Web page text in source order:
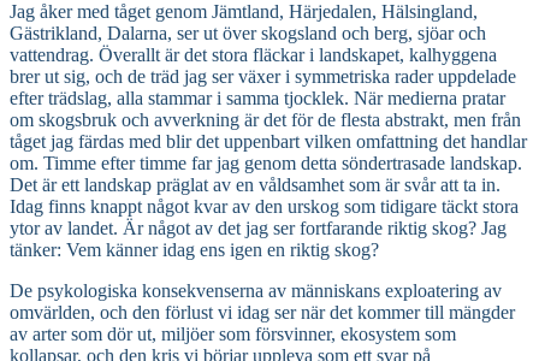
Jag åker med tåget genom Jämtland, Härjedalen, Hälsingland,
Gästrikland, Dalarna, ser ut över skogsland och berg, sjöar och
vattendrag. Överallt är det stora fläckar i landskapet, kalhyggena
brer ut sig, och de träd jag ser växer i symmetriska rader uppdelade
efter trädslag, alla stammar i samma tjocklek. När medierna pratar
om skogsbruk och avverkning är det för de flesta abstrakt, men från
tåget jag färdas med blir det uppenbart vilken omfattning det handlar
om. Timme efter timme far jag genom detta söndertrasade landskap.
Det är ett landskap präglat av en våldsamhet som är svår att ta in.
Idag finns knappt något kvar av den urskog som tidigare täckt stora
ytor av landet. Är något av det jag ser fortfarande riktig skog? Jag
tänker: Vem känner idag ens igen en riktig skog?
De psykologiska konsekvenserna av människans exploatering av
omvärlden, och den förlust vi idag ser när det kommer till mängder
av arter som dör ut, miljöer som försvinner, ekosystem som
kollapsar, och den kris vi börjar uppleva som ett svar på